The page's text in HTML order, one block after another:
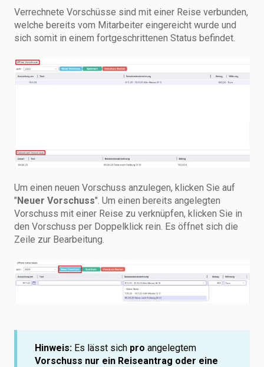
Verrechnete Vorschüsse sind mit einer Reise verbunden,
welche bereits vom Mitarbeiter eingereicht wurde und
sich somit in einem fortgeschrittenen Status befindet.
Um einen neuen Vorschuss anzulegen, klicken Sie auf
"Neuer Vorschuss". Um einen bereits angelegten
Vorschuss mit einer Reise zu verknüpfen, klicken Sie in
den Vorschuss per Doppelklick rein. Es öffnet sich die
Zeile zur Bearbeitung.
Hinweis: Es lässt sich pro angelegtem
Vorschuss nur ein Reiseantrag oder eine